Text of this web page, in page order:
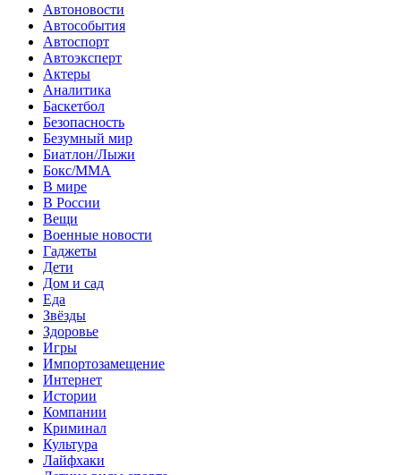
Автоновости
Автособытия
Автоспорт
Автоэксперт
Актеры
Аналитика
Баскетбол
Безопасность
Безумный мир
Биатлон/Лыжи
Бокс/MMA
В мире
В России
Вещи
Военные новости
Гаджеты
Дети
Дом и сад
Еда
Звёзды
Здоровье
Игры
Импортозамещение
Интернет
Истории
Компании
Криминал
Культура
Лайфхаки